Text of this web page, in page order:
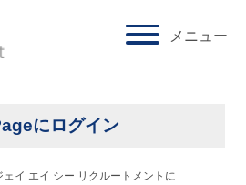
メニュー
にログイン
ェイ エイ シー リクルートメントに